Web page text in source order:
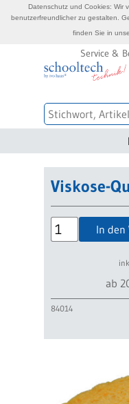
Service &
Viskose-
In den
ab
84014
Datenschutz und Cookies: Wir
benutzerfreundlicher zu gestalten.
finden Sie in